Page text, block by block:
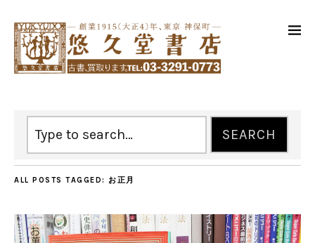
ALL POSTS TAGGED: お正月